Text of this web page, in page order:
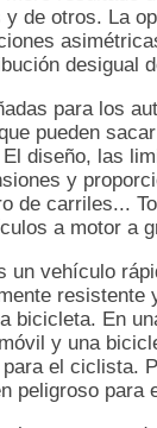
y de otros. La
desigual
para los
pueden
diseño, las
y
de carriles...
a motor a
un vehículo
resistente
bicicleta. En
y una
el ciclista.
peligroso para